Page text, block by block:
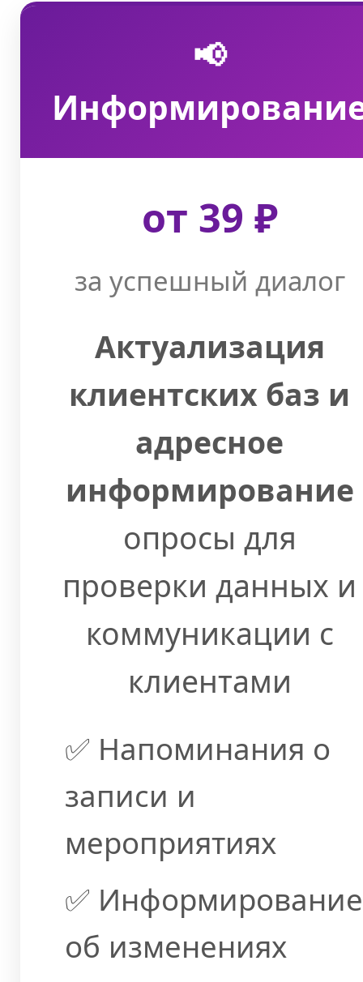
📢
от 39 ₽
за успешный диалог
Актуализация
клиентских баз и
адресное
информирование
опросы для
проверки данных и
коммуникации с
клиентами
✅ Напоминания о
записи и
мероприятиях
✅ Информирование
об изменениях